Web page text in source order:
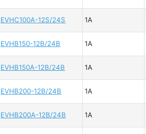
EVHC100A-12S/24S 1A
EVHB150-12B/24B 1A
EVHB150A-12B/24B 1A
EVHB200-12B/24B 1A
EVHB200A-12B/24B 1A